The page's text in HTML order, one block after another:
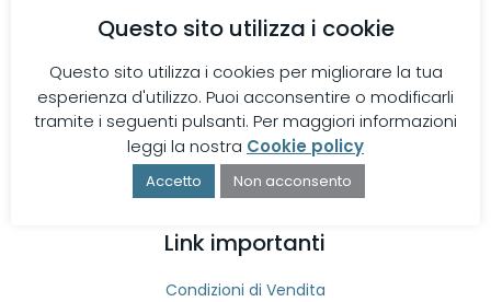
Telefono
080 9642897
Email
info@diveblushop.com
Orario di apertura
Lunedì-Sabato 9:00-13:00 / 16:30-20:30
Link importanti
Condizioni di Vendita
Questo sito utilizza i cookie
Questo sito utilizza i cookies per migliorare la tua
esperienza d'utilizzo. Puoi acconsentire o modificarli
tramite i seguenti pulsanti. Per maggiori informazioni
leggi la nostra Cookie policy
Accetto Non acconsento